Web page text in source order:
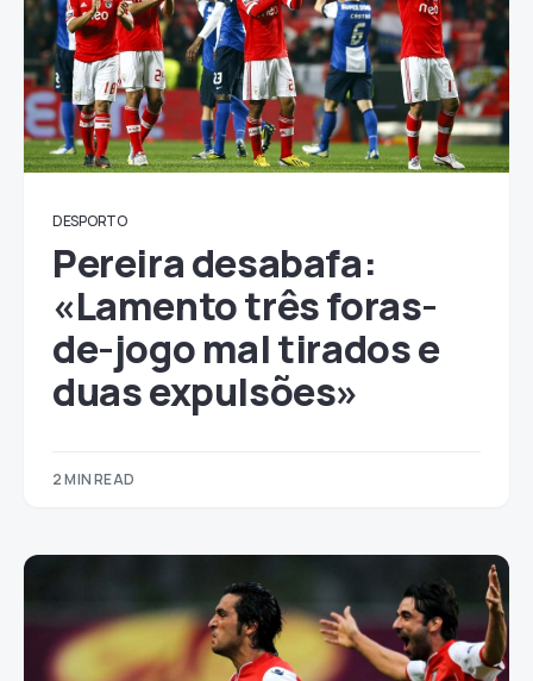
DESPORTO
Pereira desabafa:
«Lamento três foras-
de-jogo mal tirados e
duas expulsões»
2 MIN READ